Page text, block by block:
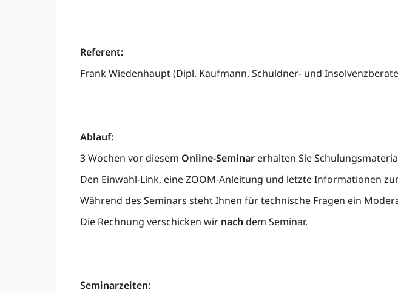
Referent:
Frank Wiedenhaupt (Dipl. Kaufmann, Schuldner- und
Ablauf:
3 Wochen vor diesem Online-Seminar erhalten Sie
Den Einwahl-Link, eine ZOOM-Anleitung und letzte Informationen
Während des Seminars steht Ihnen für technische Fragen ein
Die Rechnung verschicken wir nach dem Seminar.
Seminarzeiten: